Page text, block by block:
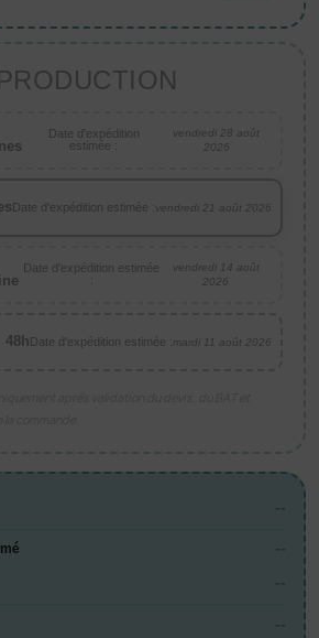
Date d'expédition
estimée :
vendredi 28 août
2026
Date d'expédition estimée :vendredi 21 août 2026
Date d'expédition estimée
:
vendredi 14 août
2026
48hDate d'expédition estimée :mardi 11 août 2026
--
--
--
--